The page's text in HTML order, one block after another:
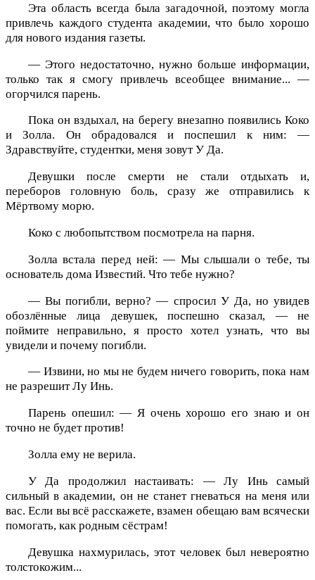
Эта область всегда была загадочной, поэтому могла
привлечь каждого студента академии, что было хорошо
для нового издания газеты.
— Этого недостаточно, нужно больше информации,
только так я смогу привлечь всеобщее внимание... —
огорчился парень.
Пока он вздыхал, на берегу внезапно появились Коко
и Золла. Он обрадовался и поспешил к ним: —
Здравствуйте, студентки, меня зовут У Да.
Девушки после смерти не стали отдыхать и,
переборов головную боль, сразу же отправились к
Мёртвому морю.
Коко с любопытством посмотрела на парня.
Золла встала перед ней: — Мы слышали о тебе, ты
основатель дома Известий. Что тебе нужно?
— Вы погибли, верно? — спросил У Да, но увидев
обозлённые лица девушек, поспешно сказал, — не
поймите неправильно, я просто хотел узнать, что вы
увидели и почему погибли.
— Извини, но мы не будем ничего говорить, пока нам
не разрешит Лу Инь.
Парень опешил: — Я очень хорошо его знаю и он
точно не будет против!
Золла ему не верила.
У Да продолжил настаивать: — Лу Инь самый
сильный в академии, он не станет гневаться на меня или
вас. Если вы всё расскажете, взамен обещаю вам всячески
помогать, как родным сёстрам!
Девушка нахмурилась, этот человек был невероятно
толстокожим...